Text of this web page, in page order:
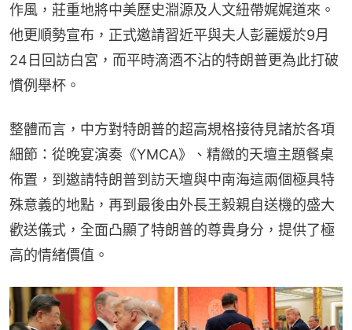
作風，莊重地將中美歷史淵源及人文紐帶娓娓道來。
他更順勢宣布，正式邀請習近平與夫人彭麗媛於9月
24日回訪白宮，而平時滴酒不沾的特朗普更為此打破
慣例舉杯。
整體而言，中方對特朗普的超高規格接待見諸於各項
細節：從晚宴演奏《YMCA》、精緻的天壇主題餐桌
佈置，到邀請特朗普到訪天壇與中南海這兩個極具特
殊意義的地點，再到最後由外長王毅親自送機的盛大
歡送儀式，全面凸顯了特朗普的尊貴身分，提供了極
高的情緒價值。